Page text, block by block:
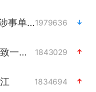
检测列车撞人致11死2伤 涉事单位被罚1979636
情侣在平潭拍日出时坠崖致一死一伤 1843029
1834694